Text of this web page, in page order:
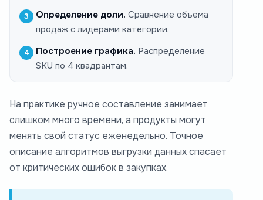
Определение доли. Сравнение объема
продаж с лидерами категории.
Построение графика. Распределение
SKU по 4 квадрантам.
На практике ручное составление занимает
слишком много времени, а продукты могут
менять свой статус еженедельно. Точное
описание алгоритмов выгрузки данных спасает
от критических ошибок в закупках.